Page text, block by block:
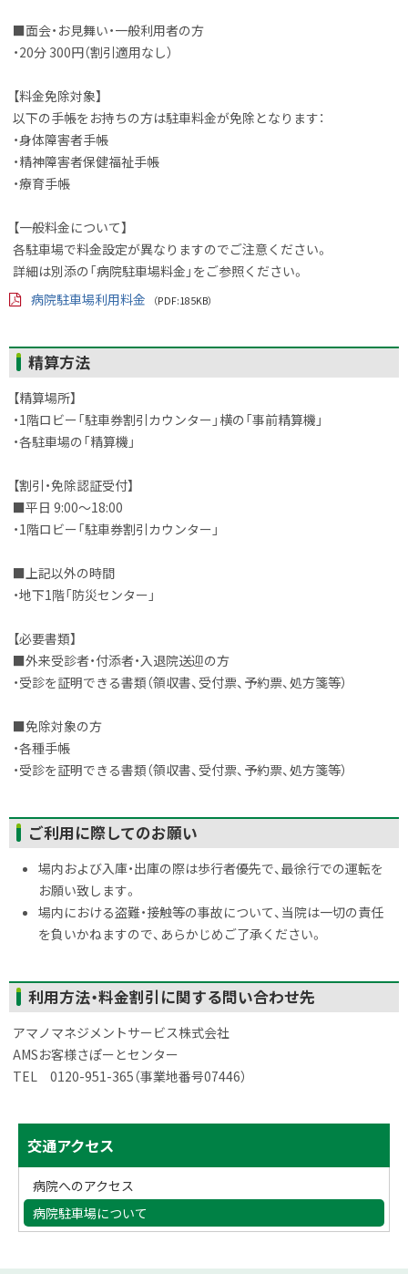
■面会・お見舞い・一般利用者の方
・20分 300円（割引適用なし）
【料金免除対象】
以下の手帳をお持ちの方は駐車料金が免除となります：
・身体障害者手帳
・精神障害者保健福祉手帳
・療育手帳
【一般料金について】
各駐車場で料金設定が異なりますのでご注意ください。
詳細は別添の「病院駐車場料金」をご参照ください。
ァ
ル
病院駐車場利用料金 （PDF:185KB）
ト
ッ
プ
に
戻
精算方法
【精算場所】
・1階ロビー「駐車券割引カウンター」横の「事前精算機」
・各駐車場の「精算機」
【割引・免除認証受付】
■平日 9:00～18:00
・1階ロビー「駐車券割引カウンター」
■上記以外の時間
・地下1階「防災センター」
【必要書類】
■外来受診者・付添者・入退院送迎の方
・受診を証明できる書類（領収書、受付票、予約票、処方箋等）
■免除対象の方
・各種手帳
・受診を証明できる書類（領収書、受付票、予約票、処方箋等）
ト
ッ
プ
戻
ご利用に際してのお願い
場内および入庫・出庫の際は歩行者優先で、最徐行での運転を
お願い致します。
場内における盗難・接触等の事故について、当院は一切の責任
を負いかねますので、あらかじめご了承ください。
ト
ッ
プ
に
戻
利用方法・料金割引に関する問い合わせ先
アマノマネジメントサービス株式会社
AMSお客様さぽーとセンター
TEL 0120-951-365（事業地番号07446）
に
戻
サ
イ
ド
・
交通アクセス
病院へのアクセス
病院駐車場について